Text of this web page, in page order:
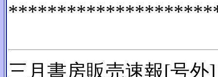
三月書房販売速報[号外]